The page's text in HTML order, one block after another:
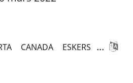
CANADA ESKERS ...